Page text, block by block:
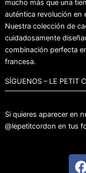
mucho más que una
auténtica revolución en
Nuestra colección de
cuidadosamente
combinación perfecta
francesa.
SÍGUENOS – LE PETIT
Si quieres aparecer en
@lepetitcordon en tus
F